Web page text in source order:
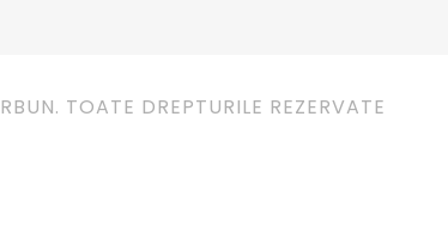
TOATE DREPTURILE REZERVATE